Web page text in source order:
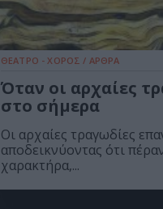
ΘΕΑΤΡΟ - ΧΟΡΟΣ / ΑΡΘΡΑ
Όταν οι αρχαίες
στο σήμερα
Οι αρχαίες τραγωδίες
αποδεικνύοντας ότι
χαρακτήρα,...